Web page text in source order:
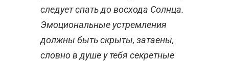
следует спать до восхода Солнца.
Эмоциональные устремления
должны быть скрыты, затаены,
словно в душе у тебя секретные